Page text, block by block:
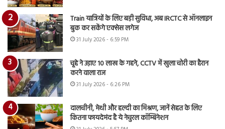
Train यात्रियों के लिए बड़ी सुविधा, अब IRCTC से ऑनलाइन
बुक कर सकेंगे एक्सेस लगेज
31 July 2026 - 6:59 PM
चूहे ने उड़ाए 10 लाख के गहने, CCTV में खुला चोरी का हैरान
करने वाला राज
31 July 2026 - 6:26 PM
दालचीनी, मेथी और हल्दी का मिश्रण, जानें सेहत के लिए
कितना फायदेमंद है ये नेचुरल कॉम्बिनेशन